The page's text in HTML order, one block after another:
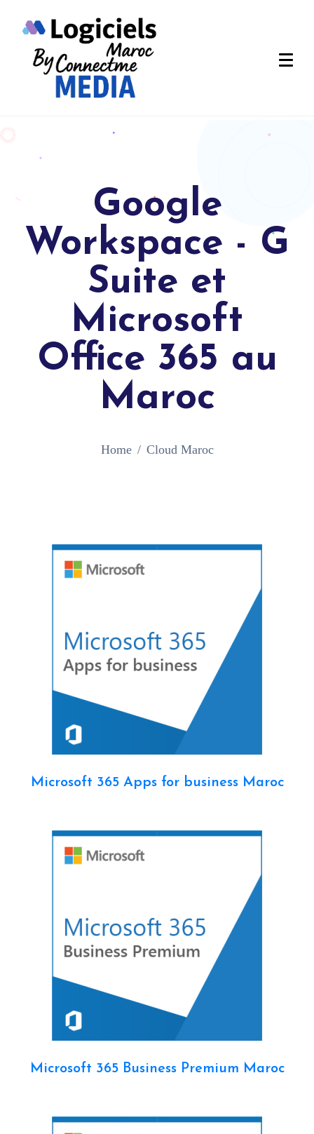
Google
Workspace - G
Suite et
Microsoft
Office 365 au
Maroc
Home Cloud Maroc
Microsoft 365 Apps for business Maroc
Microsoft 365 Business Premium Maroc